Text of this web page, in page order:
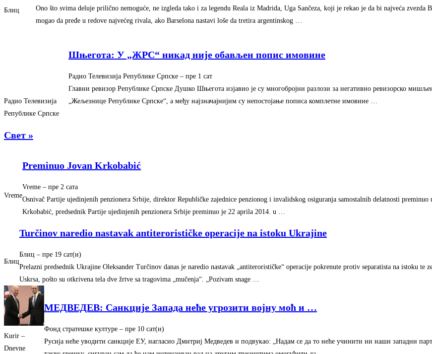
Блиц
Ono što svima deluje prilično nemoguće, ne izgleda tako i za legendu Reala iz Madrida, Uga Sančeza, koji je rekao je da bi najveća zvezda
mogao da pređe u redove najvećeg rivala, ako Barselona nastavi loše da tretira argentinskog …
Радио Телевизија
Републике Српске
Шњегота: У „ЖРС“ никад није обављен попис имовине
Радио Телевизија Републике Српске – ‎пре 1 сат‎
Главни ревизор Републике Српске Душко Шњегота изјавио је су многобројни разлози за негативно ревизорско
„Жељезнице Републике Српске“, а међу најзначајнијим су непостојање пописа комплетне имовине …
Свет »
Vreme
Preminuo Jovan Krkobabić
Vreme – ‎пре 2 сата‎
Osnivač Partije ujedinjenih penzionera Srbije, direktor Republičke zajednice penzionog i invalidskog osiguranja samostalnih delatnosti preminuo
Krkobabić, predsednik Partije ujedinjenih penzionera Srbije preminuo je 22 aprila 2014. u …
Блиц
Turčinov naredio nastavak antiterorističke operacije na istoku Ukrajine
Блиц – ‎пре 19 сат(и)‎
Prelazni predsednik Ukrajine Oleksander Turčinov danas je naredio nastavak „antiterorističke“ operacije pokrenute protiv separatista na istoku te
Uskrsa, pošto su otkrivena tela dve žrtve sa tragovima „mučenja“. „Pozivam snage …
Kurir –
Dnevne
МЕДВЕДЕВ: Санкције Запада неће угрозити војну моћ и …
Фонд стратешке културе – ‎пре 10 сат(и)‎
Русија неће уводити санкције ЕУ, нагласио Дмитриј Медведев и подвукао: „Надам се да то неће учинити ни наши западни